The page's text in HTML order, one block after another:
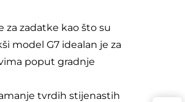
za zadatke kao što su
model G7 idealan je za
poput gradnje
tvrdih stijenastih